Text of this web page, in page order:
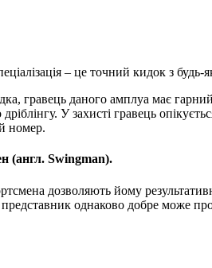
– це точний кидок з будь-
гравець даного амплуа має
У захисті гравець
номер.
(англ. Swingman).
дозволяють йому
однаково добре може